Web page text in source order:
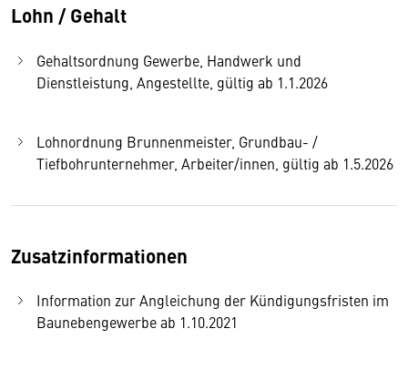
Lohn / Gehalt
Gehaltsordnung Gewerbe, Handwerk und
Dienstleistung, Angestellte, gültig ab 1.1.2026
Lohnordnung Brunnenmeister, Grundbau- /
Tiefbohrunternehmer, Arbeiter/innen, gültig ab 1.5.2026
Zusatzinformationen
Information zur Angleichung der Kündigungsfristen im
Baunebengewerbe ab 1.10.2021